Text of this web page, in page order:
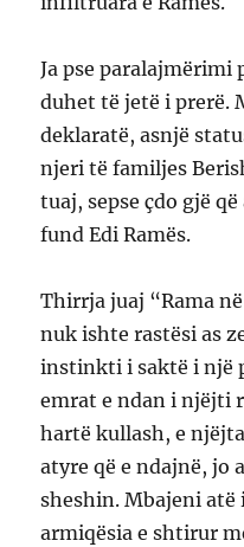
Ja pse paralajmërimi
duhet të jetë i prerë.
deklaratë, asnjë
njeri të familjes
tuaj, sepse çdo gjë
fund Edi Ramës.
Thirrja juaj “Rama
nuk ishte rastësi as
instinkti i saktë i një
emrat e ndan i njëjti
hartë kullash, e
atyre që e ndajnë, jo
sheshin. Mbajeni
armiqësia e shtirur